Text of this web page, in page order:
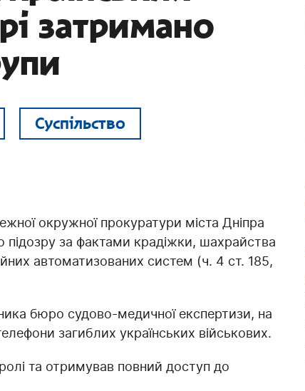
затримано
Суспільство
окружної прокуратури міста Дніпра
підозру за фактами крадіжки, шахрайства
автоматизованих систем (ч. 4 ст. 185,
бюро судово-медичної експертизи, на
загиблих українських військових.
та отримував повний доступ до